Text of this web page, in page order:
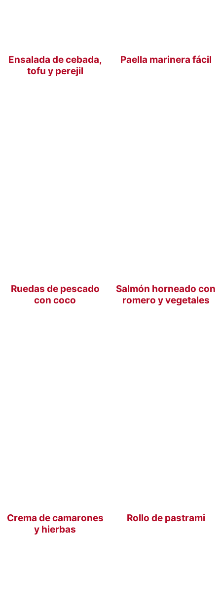
Ensalada de cebada,
tofu y perejil
Paella marinera fácil
Ruedas de pescado
con coco
Salmón horneado con
romero y vegetales
Crema de camarones
y hierbas
Rollo de pastrami